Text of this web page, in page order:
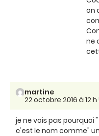
on
ne
martine
22 octobre 2016 à 12
je ne vois pas pourquoi
c'est le nom comme"